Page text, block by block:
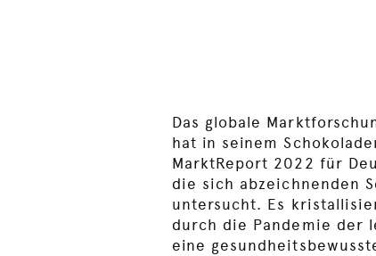
Das globale
hat in seinem
MarktReport 2022 für
die sich abzeichnenden
untersucht. Es
durch die Pandemie der
eine